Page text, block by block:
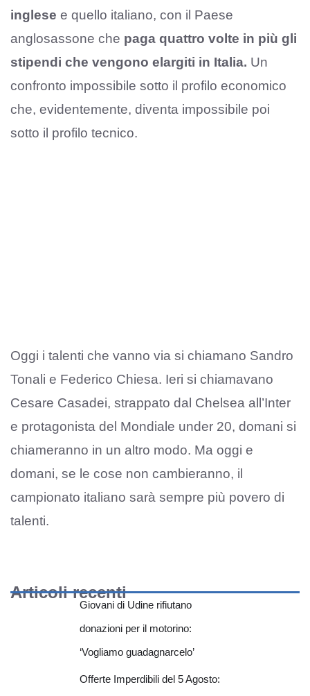
inglese e quello italiano, con il Paese
anglosassone che paga quattro volte in più gli
stipendi che vengono elargiti in Italia. Un
confronto impossibile sotto il profilo economico
che, evidentemente, diventa impossibile poi
sotto il profilo tecnico.
Oggi i talenti che vanno via si chiamano Sandro
Tonali e Federico Chiesa. Ieri si chiamavano
Cesare Casadei, strappato dal Chelsea all’Inter
e protagonista del Mondiale under 20, domani si
chiameranno in un altro modo. Ma oggi e
domani, se le cose non cambieranno, il
campionato italiano sarà sempre più povero di
talenti.
Articoli recenti
Giovani di Udine rifiutano
donazioni per il motorino:
‘Vogliamo guadagnarcelo’
Offerte Imperdibili del 5 Agosto: